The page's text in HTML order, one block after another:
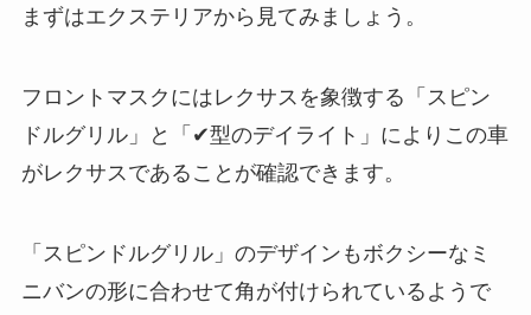
まずはエクステリアから見てみましょう。
フロントマスクにはレクサスを象徴する「スピン
ドルグリル」と「✔型のデイライト」によりこの車
がレクサスであることが確認できます。
「スピンドルグリル」のデザインもボクシーなミ
ニバンの形に合わせて角が付けられているようで